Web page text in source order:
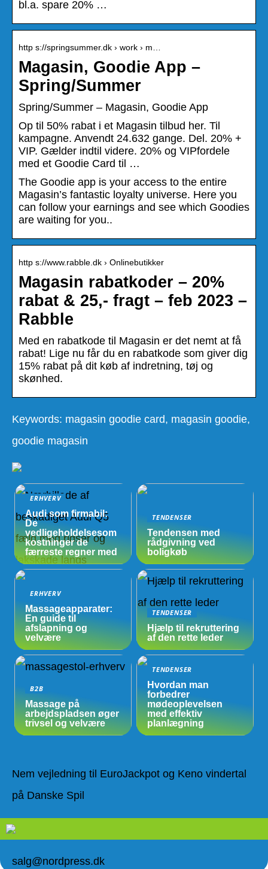
bl.a. spare 20% …
http s://springsummer.dk › work › m…
Magasin, Goodie App –
Spring/Summer
Spring/Summer – Magasin, Goodie App
Op til 50% rabat i et Magasin tilbud her. Til
kampagne. Anvendt 24.632 gange. Del. 20% +
VIP. Gælder indtil videre. 20% og VIPfordele
med et Goodie Card til …
The Goodie app is your access to the entire
Magasin’s fantastic loyalty universe. Here you
can follow your earnings and see which Goodies
are waiting for you..
http s://www.rabble.dk › Onlinebutikker
Magasin rabatkoder – 20%
rabat & 25,- fragt – feb 2023 –
Rabble
Med en rabatkode til Magasin er det nemt at få
rabat! Lige nu får du en rabatkode som giver dig
15% rabat på dit køb af indretning, tøj og
skønhed.
Keywords: magasin goodie card, magasin goodie,
goodie magasin
ERHVERV
Audi som firmabil:
De
vedligeholdelsesom
kostninger de
færreste regner med
TENDENSER
Tendensen med
rådgivning ved
boligkøb
ERHVERV
Massageapparater:
En guide til
afslapning og
velvære
TENDENSER
Hjælp til rekruttering
af den rette leder
B2B
Massage på
arbejdspladsen øger
trivsel og velvære
TENDENSER
Hvordan man
forbedrer
mødeoplevelsen
med effektiv
planlægning
Nem vejledning til EuroJackpot og Keno vindertal
på Danske Spil
salg@nordpress.dk